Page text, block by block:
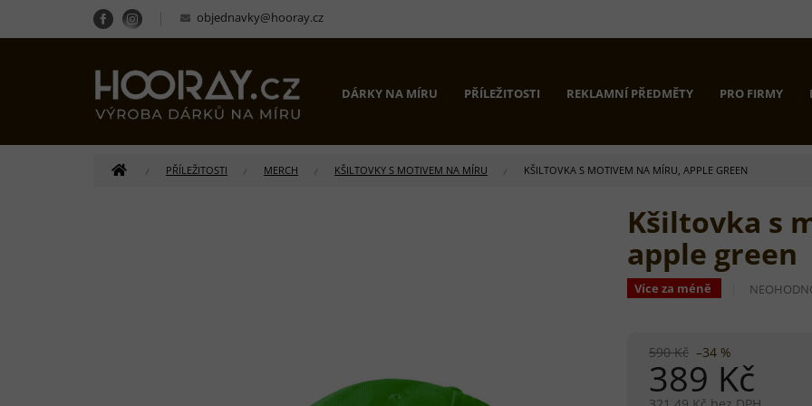
obsah
objednavky@hooray.cz
DÁRKY NA MÍRU PŘÍLEŽITOSTI REKLAMNÍ PŘEDMĚTY PRO FIRMY
DOMŮ PŘÍLEŽITOSTI MERCH KŠILTOVKY S MOTIVEM NA MÍRU KŠILTOVKA S MOTIVEM NA MÍRU, APPLE GREEN
Kšiltovka s
apple green
Více za méně
PRŮMĚRNÉ
Z
5
HVĚZDIČEK.
590 Kč –34 %
389 Kč